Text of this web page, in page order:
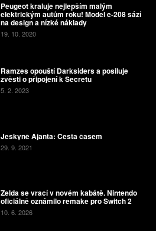
Peugeot kraluje nejlepším malým
elektrickým autům roku! Model e-208 sází
na design a nízké náklady
19. 10. 2020
Ramzes opouští Darksiders a posiluje
zvěsti o připojení k Secretu
5. 2. 2023
Jeskyně Ajanta: Cesta časem
29. 9. 2021
Zelda se vrací v novém kabátě. Nintendo
oficiálně oznámilo remake pro Switch 2
10. 6. 2026